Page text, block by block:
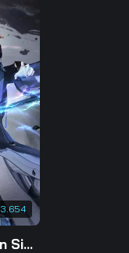
3.654
Tu Tiên Giả Đại Chiến Siêu Năng Lực 3D